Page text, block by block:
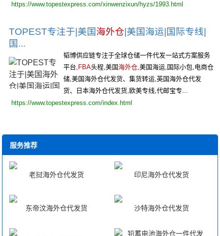
https://www.topestexpress.com/xinwenzixun/hyzs/1993.html
TOPEST专注于|美国海外仓 |美国海运|国际专线|
国...
韬博供应链专注于全球仓储一件代发一站式方案服务
平台, FBA头程,美国海外仓,美国海运,国际小包,电商仓
储,美国海外仓代发货、集货转运,英国海外仓代发
货、日本海外仓代发货,欧美专线,代邮宝专...
https://www.topestexpress.com/index.html
服务推荐
老挝海外仓代发货 印尼海外仓代发货
东帝汶海外仓代发货 沙特海外仓代发货